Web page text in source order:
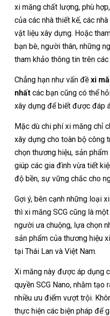
xi măng chất lượng, phù
của các nhà thiết kế, các
vật liệu xây dựng. Hoặc
bạn bè, người thân, những
tham khảo thông tin trên
Chẳng hạn như vấn đề xi
nhất các bạn cũng có thể
xây dựng để biết được đáp
Mặc dù chi phí xi măng chỉ
xây dựng cho toàn bộ công
chọn thương hiệu, sản
giúp các gia đình vừa tiết
độ bền, sự vững chắc cho
Gợi ý, bên cạnh những loại
thì xi măng SCG cũng là
người ưa chuộng, lựa chọn
sản phẩm của thương hiệu
tại Thái Lan và Việt Nam.
Xi măng này được áp dụng
quyền SCG Nano, nhằm tạo
nhiều ưu điểm vượt trội.
thực hiện các biện pháp để